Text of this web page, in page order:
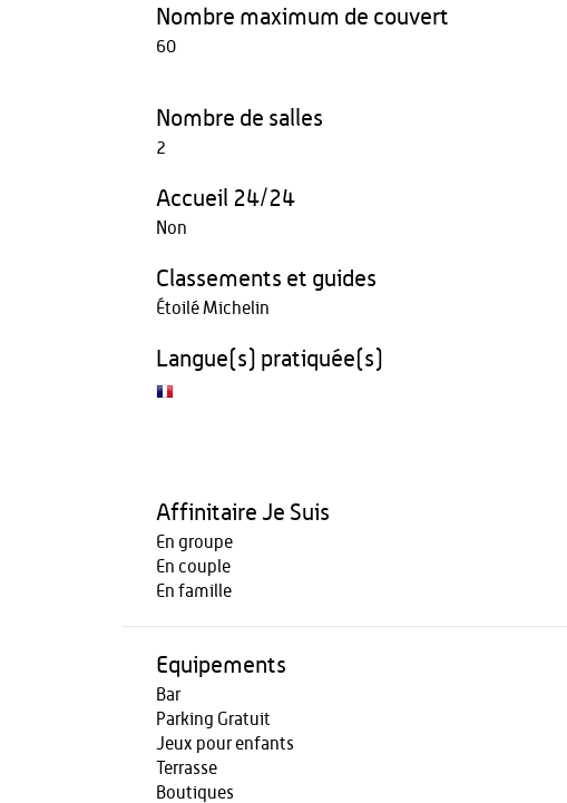
Nombre maximum de couvert
60
Nombre de salles
2
Accueil 24/24
Non
Classements et guides
Étoilé Michelin
Langue(s) pratiquée(s)
Affinitaire Je Suis
En groupe
En couple
En famille
Equipements
Bar
Parking Gratuit
Jeux pour enfants
Terrasse
Boutiques